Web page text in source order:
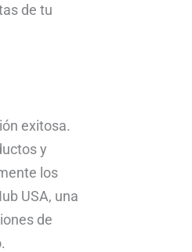
de tu
exitosa.
y
los
USA, una
de